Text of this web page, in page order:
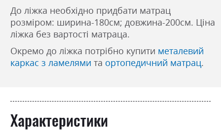
До ліжка необхідно придбати матрац
розміром: ширина-180см; довжина-200см. Ціна
ліжка без вартості матраца.
Окремо до ліжка потрібно купити металевий
каркас з ламелями та ортопедичний матрац.
Характеристики